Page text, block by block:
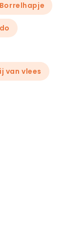
Borrelhapje
van vlees